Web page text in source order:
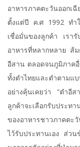
อาหารภาคตะวันออกเ
ตั้งแต่ปี ค.ศ 1992 ทำ
เชื่อมั่นของลูกค้า เรา
อาหารที่หลากหลาย ส้
อีสาน ตลอดจนภูมิภาคอื่
ทั้งตำไทยและตำตาม
อย่างคุ้นเคยว่า “ตำอี
ลูกค้าจะเลือกรับประท
ของอาหารชาวภาคตะ
ไว้รับประทานเอง ส่ว